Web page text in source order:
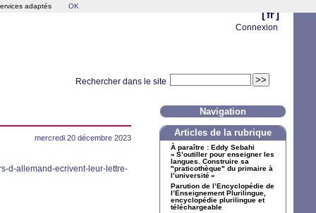
[ fr ]
Connexion
Rechercher dans le site
mercredi 20 décembre 2023
d-allemand-ecrivent-leur-lettre-
Navigation
Articles de la rubrique
À paraître : Eddy Sebahi
« S’outiller pour enseigner les
langues. Construire sa
"praticothèque" du primaire à
l’université»
Parution de l’Encyclopédie de
l’Enseignement Plurilingue,
encyclopédie plurilingue et
téléchargeable
adaptés OK